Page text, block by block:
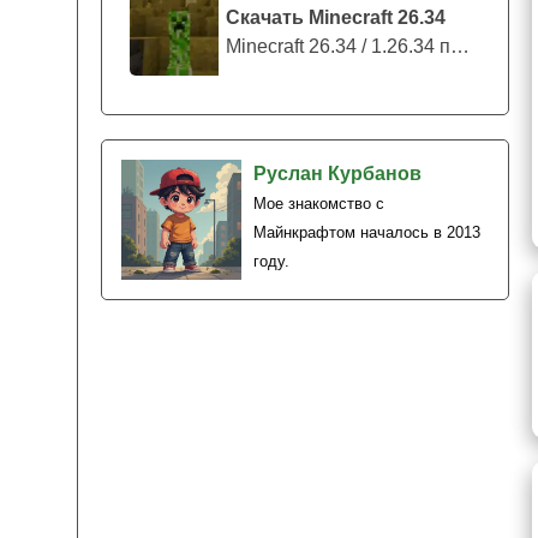
Скачать Minecraft 26.34
Minecraft 26.34 / 1.26.34 представляе...
Руслан Курбанов
Мое знакомство с
Майнкрафтом началось в 2013
году.